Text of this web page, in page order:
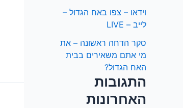
וידאו – צפו באח הגדול –
לייב – LIVE
סקר הדחה ראשונה – את
מי אתם משאירים בבית
האח הגדול?
התגובות
האחרונות